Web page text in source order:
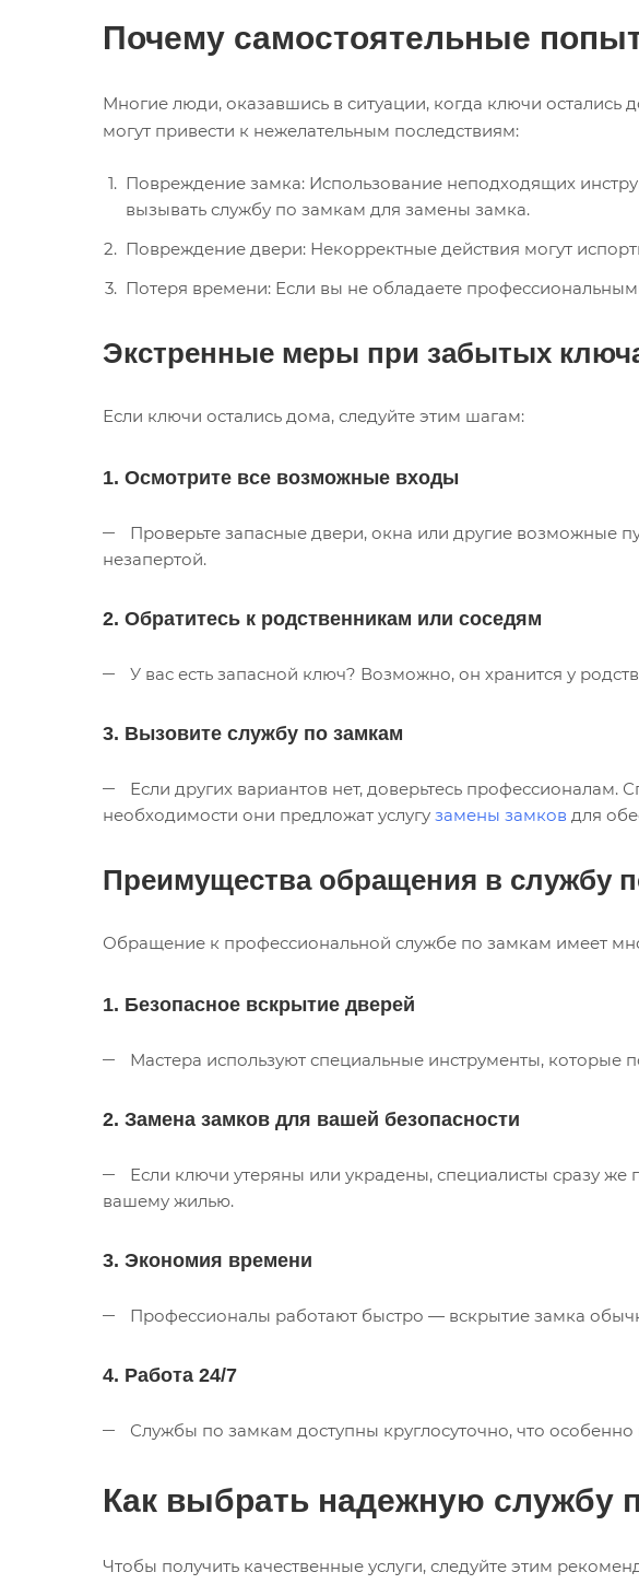
Почему самостоятельные
Многие люди, оказавшись в ситуации, когда ключи остались
могут привести к нежелательным последствиям:
Повреждение замка: Использование неподходящих
вызывать службу по замкам для замены замка.
Повреждение двери: Некорректные действия могут
Потеря времени: Если вы не обладаете
Экстренные меры при забытых
Если ключи остались дома, следуйте этим шагам:
1. Осмотрите все возможные входы
Проверьте запасные двери, окна или другие возможные
незапертой.
2. Обратитесь к родственникам или соседям
У вас есть запасной ключ? Возможно, он хранится у
3. Вызовите службу по замкам
Если других вариантов нет, доверьтесь
необходимости они предложат услугу замены замков для
Преимущества обращения в службу
Обращение к профессиональной службе по замкам имеет
1. Безопасное вскрытие дверей
Мастера используют специальные инструменты, которые
2. Замена замков для вашей безопасности
Если ключи утеряны или украдены, специалисты сразу
вашему жилью.
3. Экономия времени
Профессионалы работают быстро — вскрытие замка
4. Работа 24/7
Службы по замкам доступны круглосуточно, что особенно
Как выбрать надежную службу
Чтобы получить качественные услуги, следуйте этим